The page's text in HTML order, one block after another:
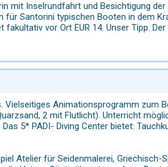
mit Inselrundfahrt und Besichtigung der
für Santorini typischen Booten in dem
fakultativ vor Ort EUR 14. Unser Tipp.
Vielseitiges Animationsprogramm zum
2 mit Flutlicht). Unterricht
5* PADI- Diving Center bietet:
Atelier für Seidenmalerei, Griechisch-